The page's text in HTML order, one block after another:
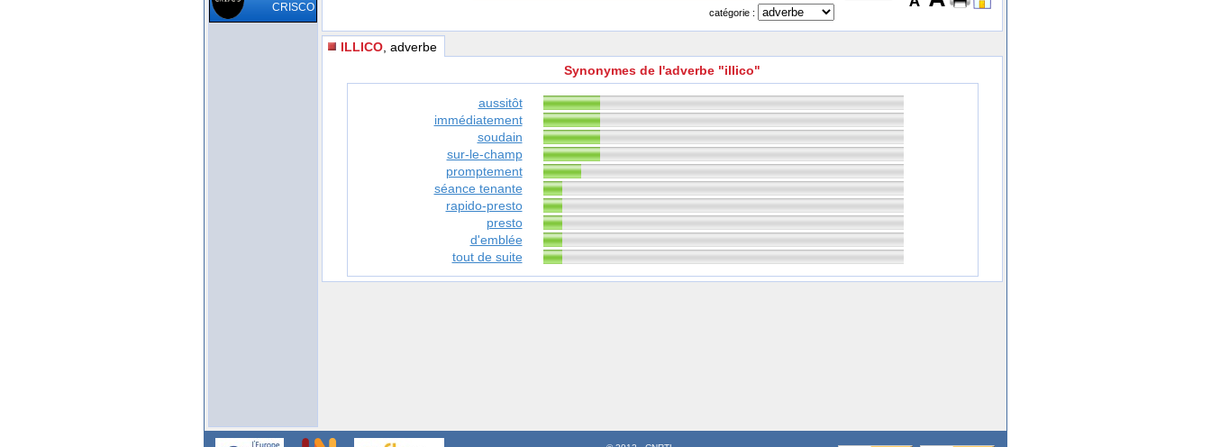
CRISCO
catégorie :
ILLICO , adverbe
Synonymes de l'adverbe "illico"
aussitôt
immédiatement
soudain
sur-le-champ
promptement
séance tenante
rapido-presto
presto
d'emblée
tout de suite